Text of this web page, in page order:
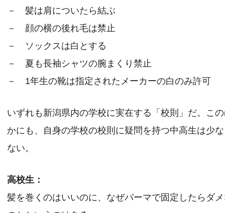
－ 髪は肩についたら結ぶ
－ 顔の横の後れ毛は禁止
－ ソックスは白とする
－ 夏も長袖シャツの腕まくり禁止
－ 1年生の靴は指定されたメーカーの白のみ許可
いずれも新潟県内の学校に実在する「校則」だ。こ
かにも、自身の学校の校則に疑問を持つ中高生は少
ない。
高校生：
髪を巻くのはいいのに、なぜパーマで固定したらダ